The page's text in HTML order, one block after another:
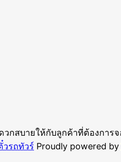
วกสบายให้กับลูกค้าที่ต้องการ
วรถทัวร์ Proudly powered by